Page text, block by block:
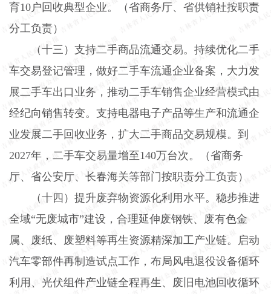
育10 户回收典型企业。（省商务厅、省供销社按职责
分工负责）
（十三）支持二手商品流通交易。 持续优化二手
车交易登记管理，做好二手车流通企业备案，大力发
展二手车出口业务，推动二手车销售企业经营模式由
经纪向销售转变。支持电器电子产品等生产和流通企
业发展二手回收业务，扩大二手商品交易规模。到
2027年，二手车交易量增至140万台次。（省商务
厅、省公安厅、长春海关等部门按职责分工负责）
（十四）提升废弃物资源化利用水平。 稳步推进
全域“无废城市”建设，合理延伸废钢铁、废有色金
属、废纸、废塑料等再生资源精深加工产业链。启动
汽车零部件再制造试点工作，布局风电退役设备循环
利用、光伏组件产业链全程再生、废旧电池回收循环